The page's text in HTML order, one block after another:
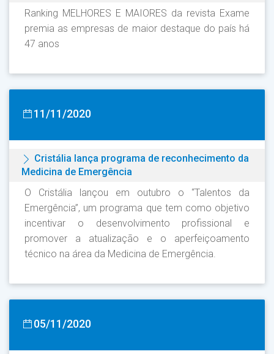
Ranking MELHORES E MAIORES da revista Exame
premia as empresas de maior destaque do país há
47 anos
11/11/2020
Cristália lança programa de reconhecimento da
Medicina de Emergência
O Cristália lançou em outubro o “Talentos da
Emergência”, um programa que tem como objetivo
incentivar o desenvolvimento profissional e
promover a atualização e o aperfeiçoamento
técnico na área da Medicina de Emergência.
05/11/2020